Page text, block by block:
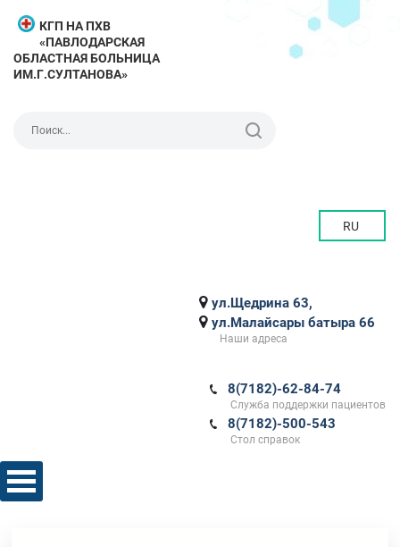
КГП НА ПХВ
«ПАВЛОДАРСКАЯ
ОБЛАСТНАЯ БОЛЬНИЦА
ИМ.Г.СУЛТАНОВА»
RU
ул.Щедрина 63,
ул.Малайсары батыра 66
Наши адреса
8(7182)-62-84-74
Служба поддержки пациентов
8(7182)-500-543
Стол справок